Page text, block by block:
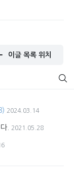
이글 목록 위치
2024.03.14
. 2021.05.28